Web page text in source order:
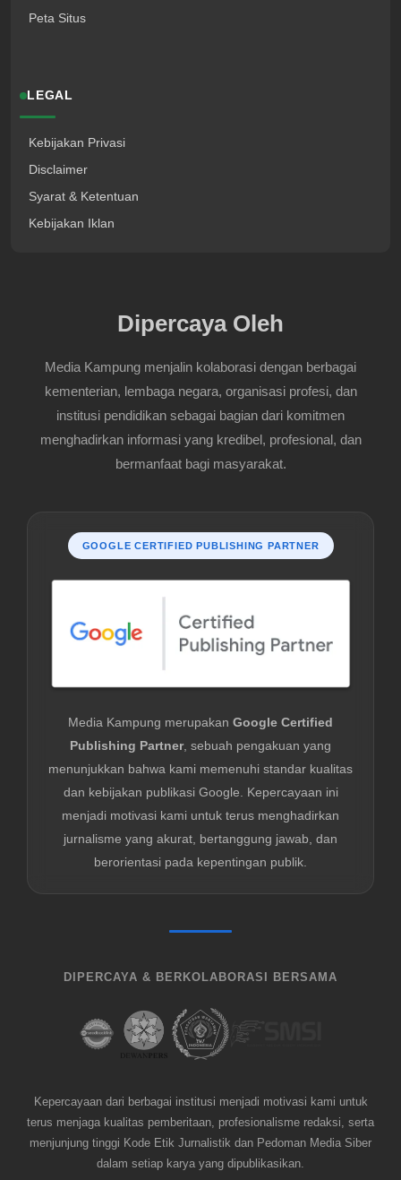
Peta Situs
LEGAL
Kebijakan Privasi
Disclaimer
Syarat & Ketentuan
Kebijakan Iklan
Dipercaya Oleh
Media Kampung menjalin kolaborasi dengan berbagai
kementerian, lembaga negara, organisasi profesi, dan
institusi pendidikan sebagai bagian dari komitmen
menghadirkan informasi yang kredibel, profesional, dan
bermanfaat bagi masyarakat.
GOOGLE CERTIFIED PUBLISHING PARTNER
Media Kampung merupakan Google Certified
Publishing Partner, sebuah pengakuan yang
menunjukkan bahwa kami memenuhi standar kualitas
dan kebijakan publikasi Google. Kepercayaan ini
menjadi motivasi kami untuk terus menghadirkan
jurnalisme yang akurat, bertanggung jawab, dan
berorientasi pada kepentingan publik.
DIPERCAYA & BERKOLABORASI BERSAMA
Kepercayaan dari berbagai institusi menjadi motivasi kami untuk
terus menjaga kualitas pemberitaan, profesionalisme redaksi, serta
menjunjung tinggi Kode Etik Jurnalistik dan Pedoman Media Siber
dalam setiap karya yang dipublikasikan.